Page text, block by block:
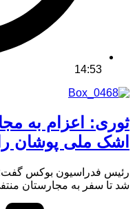
14:53
ثوری: اعزام به
اشک ملی پوشان
شد تا سفر به مجارستان